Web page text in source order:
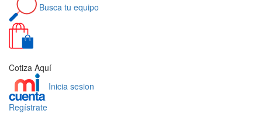
Busca tu equipo
Cotiza Aquí
Inicia sesion
Regístrate